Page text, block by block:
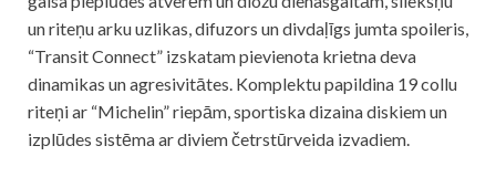
un riteņu arku uzlikas, difuzors un divdaļīgs jumta spoileris,
“Transit Connect” izskatam pievienota krietna deva
dinamikas un agresivitātes. Komplektu papildina 19 collu
riteņi ar “Michelin” riepām, sportiska dizaina diskiem un
izplūdes sistēma ar diviem četrstūrveida izvadiem.